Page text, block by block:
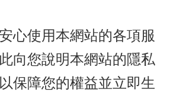
心使用本網站的各項服
向您說明本網站的隱私
保障您的權益並立即生